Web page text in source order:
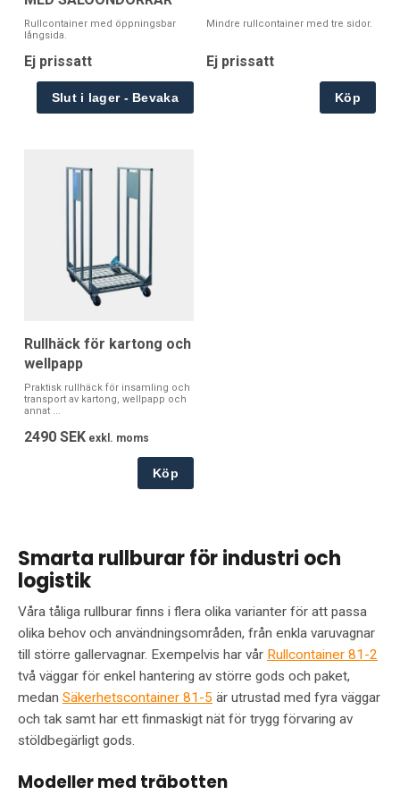
Rullcontainer med öppningsbar
långsida.
Ej prissatt
Mindre rullcontainer med tre sidor.
Ej prissatt
Köp
Rullhäck för kartong och
wellpapp
Praktisk rullhäck för insamling och
transport av kartong, wellpapp och
annat ...
2490 SEK exkl. moms
Köp
Smarta rullburar för industri och
logistik
Våra tåliga rullburar finns i flera olika varianter för att passa
olika behov och användningsområden, från enkla varuvagnar
till större gallervagnar. Exempelvis har vår Rullcontainer 81-2
två väggar för enkel hantering av större gods och paket,
medan Säkerhetscontainer 81-5 är utrustad med fyra väggar
och tak samt har ett finmaskigt nät för trygg förvaring av
stöldbegärligt gods.
Modeller med träbotten